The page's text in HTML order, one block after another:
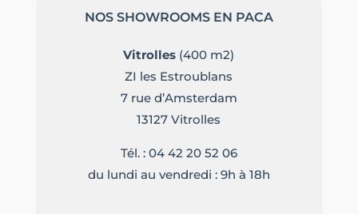
NOS SHOWROOMS EN PACA
Vitrolles (400 m2)
ZI les Estroublans
7 rue d’Amsterdam
13127 Vitrolles
Tél. : 04 42 20 52 06
du lundi au vendredi : 9h à 18h